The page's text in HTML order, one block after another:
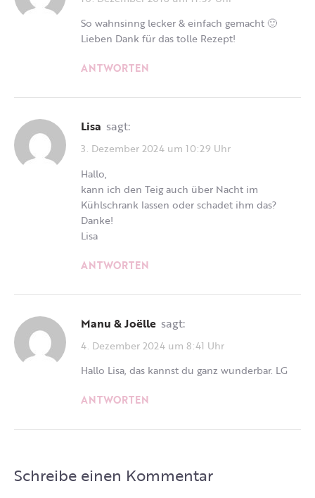
So wahnsinng lecker & einfach gemacht 🙂
Lieben Dank für das tolle Rezept!
ANTWORTEN
Lisa sagt:
3. Dezember 2024 um 10:29 Uhr
Hallo,
kann ich den Teig auch über Nacht im
Kühlschrank lassen oder schadet ihm das?
Danke!
Lisa
ANTWORTEN
Manu & Joëlle sagt:
4. Dezember 2024 um 8:41 Uhr
Hallo Lisa, das kannst du ganz wunderbar. LG
ANTWORTEN
Schreibe einen Kommentar